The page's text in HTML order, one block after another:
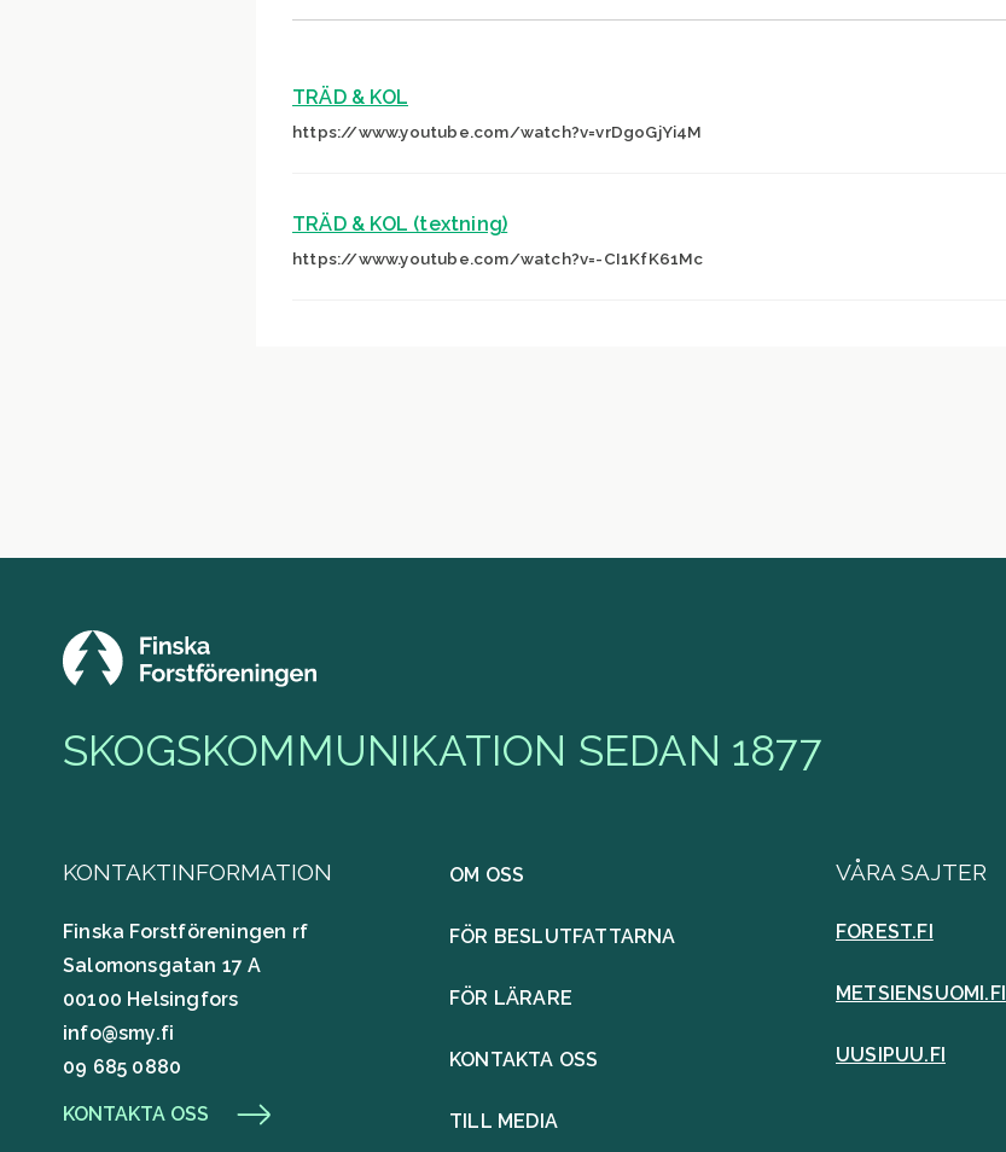
TRÄD & KOL
https://www.youtube.com/watch?v=vrDgoGjYi4M
TRÄD & KOL (textning)
https://www.youtube.com/watch?v=-CI1KfK61Mc
SKOGSKOMMUNIKATION SEDAN 1877
KONTAKTINFORMATION
Finska Forstföreningen rf
Salomonsgatan 17 A
00100 Helsingfors
info@smy.fi
09 685 0880
KONTAKTA OSS
OM OSS
FÖR BESLUTFATTARNA
FÖR LÄRARE
KONTAKTA OSS
TILL MEDIA
VÅRA SAJTER
FOREST.FI
METSIENSUOMI.FI
UUSIPUU.FI